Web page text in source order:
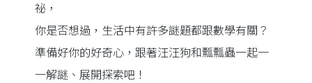
祕，
你是否想過，生活中有許多謎題都跟數學有關？
準備好你的好奇心，跟著汪汪狗和瓢瓢蟲一起一
一解謎、展開探索吧！